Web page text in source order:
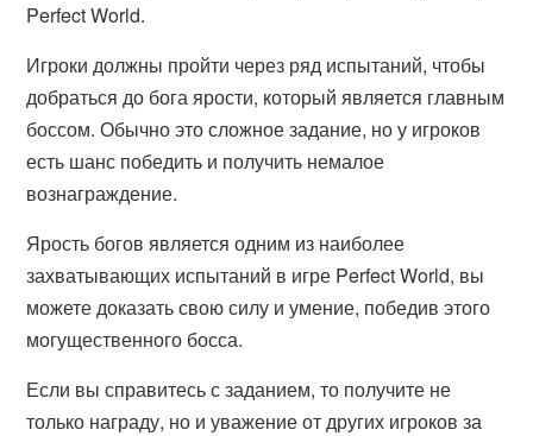
Perfect World.
Игроки должны пройти через ряд испытаний, чтобы
добраться до бога ярости, который является главным
боссом. Обычно это сложное задание, но у игроков
есть шанс победить и получить немалое
вознаграждение.
Ярость богов является одним из наиболее
захватывающих испытаний в игре Perfect World, вы
можете доказать свою силу и умение, победив этого
могущественного босса.
Если вы справитесь с заданием, то получите не
только награду, но и уважение от других игроков за